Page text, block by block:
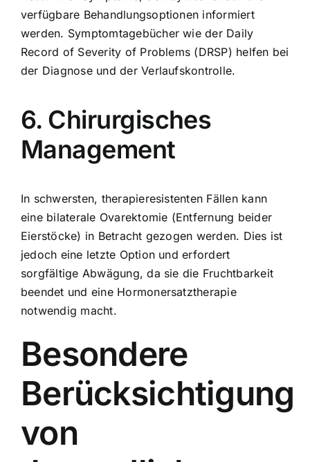
verfügbare Behandlungsoptionen informiert
werden. Symptomtagebücher wie der Daily
Record of Severity of Problems (DRSP) helfen bei
der Diagnose und der Verlaufskontrolle.
6. Chirurgisches
Management
In schwersten, therapieresistenten Fällen kann
eine bilaterale Ovarektomie (Entfernung beider
Eierstöcke) in Betracht gezogen werden. Dies ist
jedoch eine letzte Option und erfordert
sorgfältige Abwägung, da sie die Fruchtbarkeit
beendet und eine Hormonersatztherapie
notwendig macht.
Besondere
Berücksichtigung
von